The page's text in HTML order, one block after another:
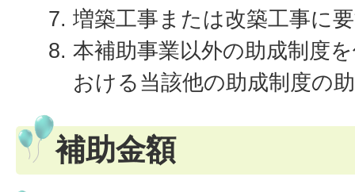
増築工事または改築工事に
本補助事業以外の助成制度
おける当該他の助成制度の
補助金額